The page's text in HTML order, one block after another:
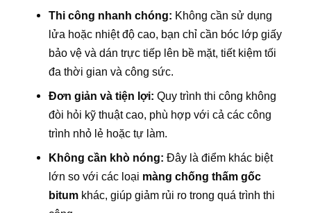
Thi công nhanh chóng: Không cần sử dụng
lửa hoặc nhiệt độ cao, bạn chỉ cần bóc lớp giấy
bảo vệ và dán trực tiếp lên bề mặt, tiết kiệm tối
đa thời gian và công sức.
Đơn giản và tiện lợi: Quy trình thi công không
đòi hỏi kỹ thuật cao, phù hợp với cả các công
trình nhỏ lẻ hoặc tự làm.
Không cần khò nóng: Đây là điểm khác biệt
lớn so với các loại màng chống thấm gốc
bitum khác, giúp giảm rủi ro trong quá trình thi